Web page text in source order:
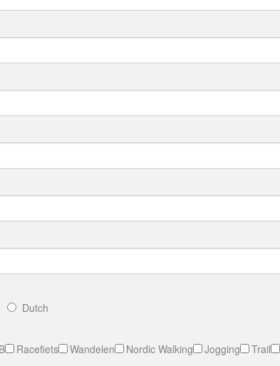
Dutch
Racefiets Wandelen Nordic Walking Jogging Trail